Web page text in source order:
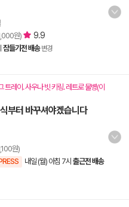
원) 9.9
잠들기전 배송 변경
트레이. 사우나 빗 키링. 레트로 물병(이
부터 바꾸셔야겠습니다
원)
내일 (월) 아침 7시 출근전 배송